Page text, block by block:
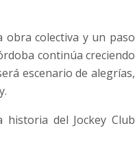
obra colectiva y un paso
continúa creciendo
escenario de alegrías,
del Jockey Club